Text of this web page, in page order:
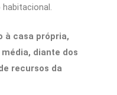
à casa própria,
diante dos
recursos da